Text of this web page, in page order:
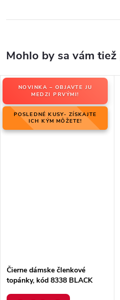
NOVINKA – OBJAVTE JU
MEDZI PRVÝMI!
POSLEDNÉ KUSY- ZÍSKAJTE
ICH KÝM MÔŽETE!
Čierne dámske členkové
topánky, kód 8338 BLACK